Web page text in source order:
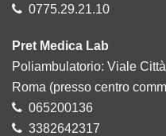
0775.29.21.10
Pret Medica Lab
Poliambulatorio: Viale
Roma (presso centro
065200136
3382642317